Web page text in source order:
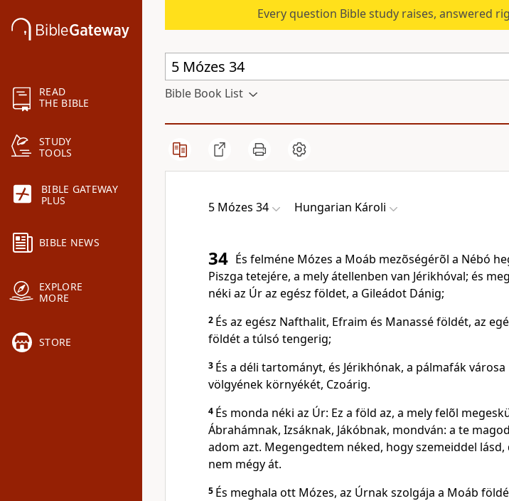
READ
THE BIBLE
STUDY
TOOLS
BIBLE GATEWAY
PLUS
BIBLE NEWS
EXPLORE
MORE
STORE
Every question Bible study raises, answered
Bible Book List
5 Mózes 34 Hungarian Károli
34 És felméne Mózes a Moáb mezõségérõl a Nébó
Piszga tetejére, a mely átellenben van Jérikhóval; és
néki az Úr az egész földet, a Gileádot Dánig;
2 És az egész Nafthalit, Efraim és Manassé földét, az
földét a túlsó tengerig;
3 És a déli tartományt, és Jérikhónak, a pálmafák városa
völgyének környékét, Czoárig.
4 És monda néki az Úr: Ez a föld az, a mely felõl
Ábrahámnak, Izsáknak, Jákóbnak, mondván: a te
adom azt. Megengedtem néked, hogy szemeiddel lásd,
nem mégy át.
5 És meghala ott Mózes, az Úrnak szolgája a Moáb